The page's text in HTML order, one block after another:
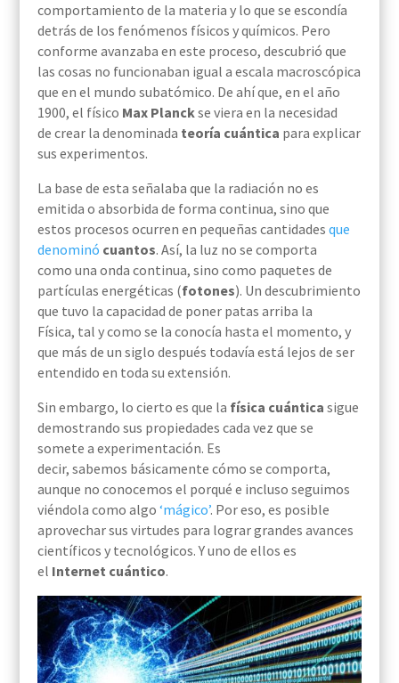
comportamiento de la materia y lo que se escondía
detrás de los fenómenos físicos y químicos. Pero
conforme avanzaba en este proceso, descubrió que
las cosas no funcionaban igual a escala macroscópica
que en el mundo subatómico. De ahí que, en el año
1900, el físico Max Planckse viera en la necesidad
de crear la denominada teoría cuántica para explicar
sus experimentos.
La base de esta señalaba que la radiación no es
emitida o absorbida de forma continua, sino que
estos procesos ocurren en pequeñas cantidades que
denominó cuantos. Así, la luz no se comporta
como una onda continua, sino como paquetes de
partículas energéticas (fotones). Un descubrimiento
que tuvo la capacidad de poner patas arriba la
Física, tal y como se la conocía hasta el momento, y
que más de un siglo después todavía está lejos de ser
entendido en toda su extensión.
Sin embargo, lo cierto es que la física cuántica sigue
demostrando sus propiedades cada vez que se
somete a experimentación. Es
decir, sabemos básicamente cómo se comporta,
aunque no conocemos el porqué e incluso seguimos
viéndola como algo ‘mágico’. Por eso, es posible
aprovechar sus virtudes para lograr grandes avances
científicos y tecnológicos. Y uno de ellos es
el Internet cuántico.